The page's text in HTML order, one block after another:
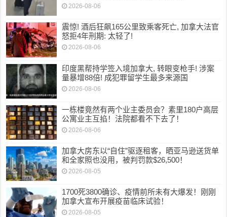
2026-08-06
震惊! 酒后狂飙165公里致乘客死亡, 加拿大法官
怒拒4年刑期: 太轻了!
2026-08-06
印度黑帮持学签入境加拿大, 转眼变枪手! 涉案
量暴增88倍! 成犯罪留学生最多来源国
2026-08-06
一栋楼竟然有两个业主委员会？素里180户高层
公寓业主互掐！法院都看不下去了！
2026-08-06
加拿大房东以“自住”驱逐租客，晒亚马逊送货单
和全家照也没用，被判罚款$26,500！
2026-08-05
1700死3800确诊、疫情前所未有大爆发！刚刚
加拿大宣布开展疫苗临床试验！
2026-08-05